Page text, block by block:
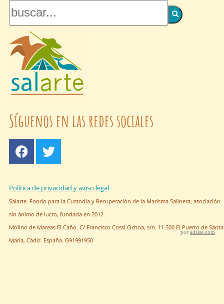
Síguenos en las redes sociales
Política de privacidad y aviso legal
Salarte. Fondo para la Custodia y Recuperación de la Marisma Salinera, asociación
sin ánimo de lucro, fundada en 2012.
Molino de Mareas El Caño. C/ Francisco Cossi Ochoa, s/n. 11.500 El Puerto de Santa
María, Cádiz. España. G91991950
por adsise.com